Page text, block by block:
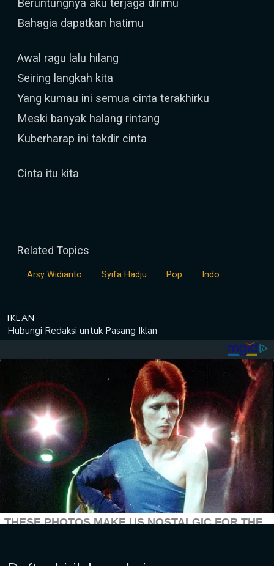
Beruntungnya aku terjaga dirimu
Bahagia dapatkan hatimu
Awal ragu lalu hilang
Seiring langkah kita
Yang kumau ini semua cinta terakhirku
Meski banyak halang rintang
Kuberharap ini takdir cinta
Cinta itu kita
Related Topics
Arsy Widianto Syifa Hadju Pop Indo
IKLAN
Hubungi Redaksi untuk Pasang Iklan